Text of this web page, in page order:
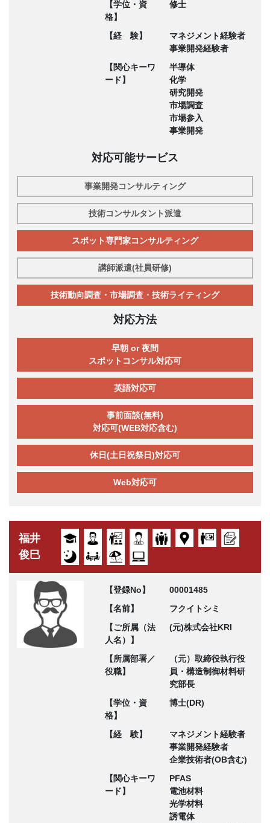
【学位・資
格】
修士
【経 験】
マネジメント経験者
事業開発経験者
【関心キーワ
ード】
半導体
化学
研究開発
市場調査
市場参入
事業開発
対応可能サービス
事業開発コンサルティング
技術コンサルタント派遣
スポット専門家コンサルティング
講師派遣(社員研修)
技術動向調査・市場調査・技術ライティング
対応方法
早朝 or 夜間
スポットコンサル対応可
英語対応可
事前面談(無料)
対応可(WEB対応含む)
休日(土日祝祭日)対応可
Web対応可
福井
俊巳
【登録No】
00001485
【名前】
フクイトシミ
【ご所属（法
人名）】
(元)株式会社KRI
【所属部署／
役職】
（元）取締役執行役
員・構造制御材料研
究部長
【学位・資
格】
博士(DR)
【経 験】
マネジメント経験者
事業開発経験者
企業技術者(OB含む)
【関心キーワ
ード】
PFAS
電池材料
光学材料
誘電体